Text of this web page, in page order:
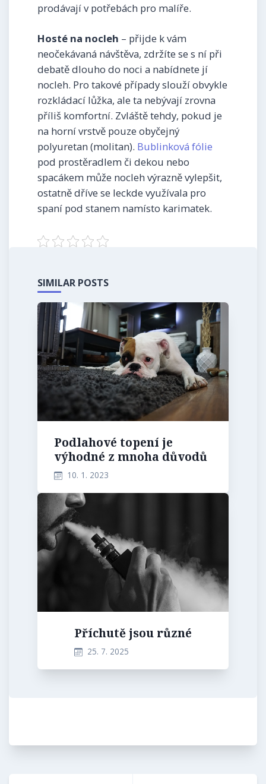
prodávají v potřebách pro malíře.
Hosté na nocleh – přijde k vám
neočekávaná návštěva, zdržíte se s ní při
debatě dlouho do noci a nabídnete jí
nocleh. Pro takové případy slouží obvykle
rozkládací lůžka, ale ta nebývají zrovna
příliš komfortní. Zvláště tehdy, pokud je
na horní vrstvě pouze obyčejný
polyuretan (molitan). Bublinková fólie
pod prostěradlem či dekou nebo
spacákem může nocleh výrazně vylepšit,
ostatně dříve se leckde využívala pro
spaní pod stanem namísto karimatek.
SIMILAR POSTS
Podlahové topení je
výhodné z mnoha důvodů
10. 1. 2023
Příchutě jsou různé
25. 7. 2025